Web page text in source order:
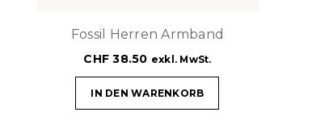
Fossil Herren Armband
CHF 38.50 exkl. MwSt.
IN DEN WARENKORB